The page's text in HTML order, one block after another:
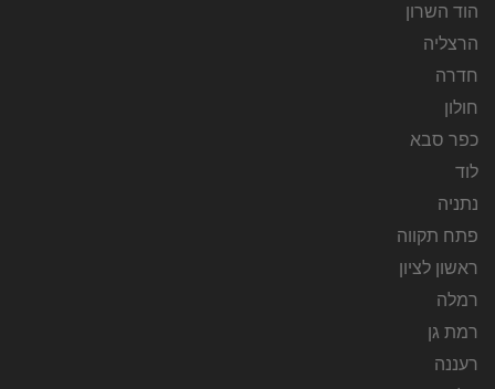
הוד השרון
הרצליה
חדרה
חולון
כפר סבא
לוד
נתניה
פתח תקווה
ראשון לציון
רמלה
רמת גן
רעננה